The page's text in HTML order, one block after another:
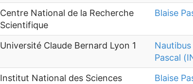
Centre National de la Recherche
Scientifique
Blaise
Université Claude Bernard Lyon 1
Pascal
Institut National des Sciences
Blaise